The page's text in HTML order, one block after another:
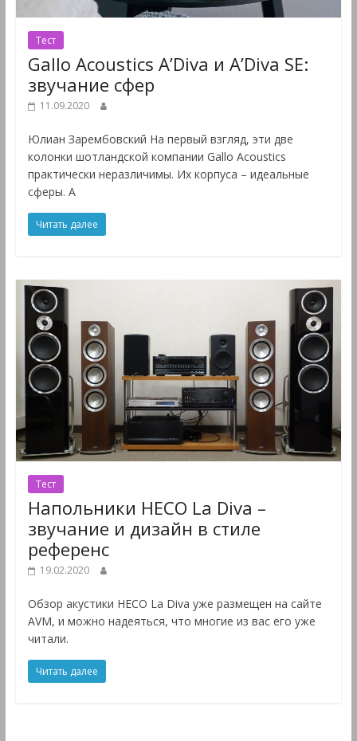
Тест
Gallo Acoustics A’Diva и A’Diva SE:
звучание сфер
11.09.2020
Юлиан Зарембовский На первый взгляд, эти две
колонки шотландской компании Gallo Acoustics
практически неразличимы. Их корпуса – идеальные
сферы. А
Читать далее
Тест
Напольники HECO La Diva –
звучание и дизайн в стиле
референс
19.02.2020
Обзор акустики HECO La Diva уже размещен на сайте
AVM, и можно надеяться, что многие из вас его уже
читали.
Читать далее